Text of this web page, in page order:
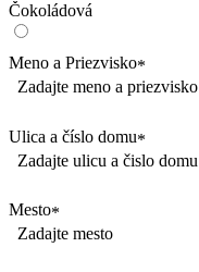
Čokoládová
Meno a Priezvisko*
Zadajte meno a priezvisko
Ulica a číslo domu*
Zadajte ulicu a čislo domu
Mesto*
Zadajte mesto